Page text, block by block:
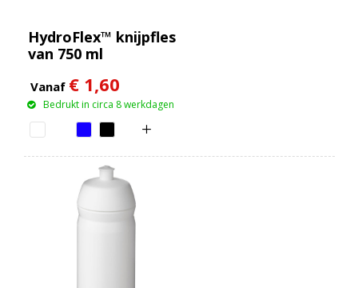
HydroFlex™ knijpfles
van 750 ml
Vanaf € 1,60
Bedrukt in circa 8 werkdagen